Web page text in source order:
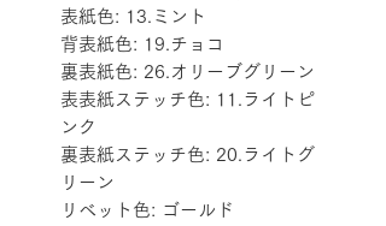
表紙色: 13.ミント
背表紙色: 19.チョコ
裏表紙色: 26.オリーブグリーン
表表紙ステッチ色: 11.ライトピ
ンク
裏表紙ステッチ色: 20.ライトグ
リーン
リベット色: ゴールド